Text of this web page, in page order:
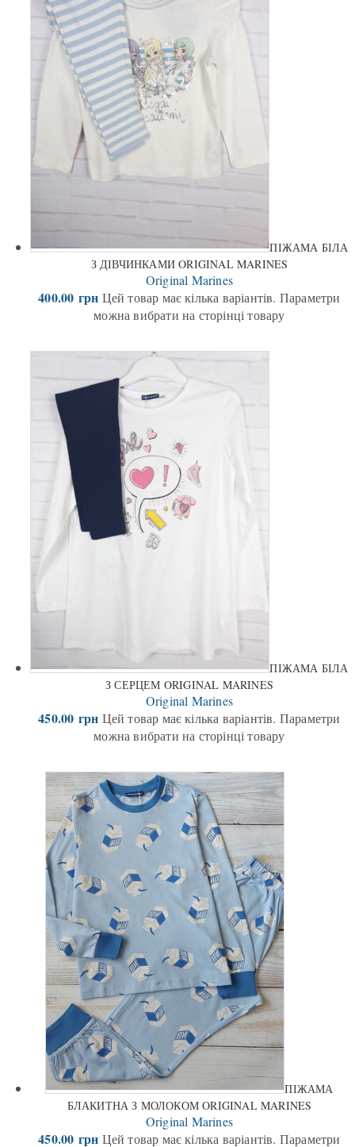
ПІЖАМА БІЛА
З ДІВЧИНКАМИ ORIGINAL MARINES
Original Marines
400.00 грн Цей товар має кілька варіантів. Параметри
можна вибрати на сторінці товару
ПІЖАМА БІЛА
З СЕРЦЕМ ORIGINAL MARINES
Original Marines
450.00 грн Цей товар має кілька варіантів. Параметри
можна вибрати на сторінці товару
ПІЖАМА
БЛАКИТНА З МОЛОКОМ ORIGINAL MARINES
Original Marines
450.00 грн Цей товар має кілька варіантів. Параметри